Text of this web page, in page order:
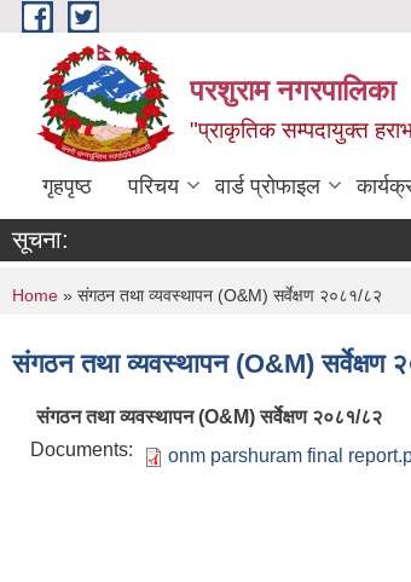
Skip to main content
परशुराम नगरपालिका
"प्राकृतिक सम्पदायुक्त
गृहपृष्ठ परिचय वार्ड प्रोफाइल
सूचना:
You are here
Home » संगठन तथा व्यवस्थापन (O&M) सर्वेक्षण २०८१/८२
संगठन तथा व्यवस्थापन (O&M) सर्वेक्षण
संगठन तथा व्यवस्थापन (O&M) सर्वेक्षण २०८१/८२
Documents:
onm parshuram final